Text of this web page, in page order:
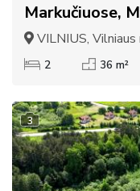
Markučiuose,
VILNIUS, Vilniaus
2 36 m²
3